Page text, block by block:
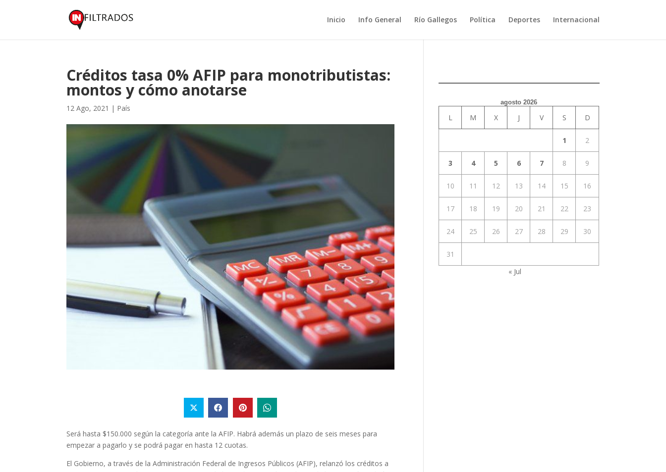
Inicio Info General Río Gallegos Política Deportes Internacional
Créditos tasa 0% AFIP para monotributistas:
montos y cómo anotarse
12 Ago, 2021 | País
Será hasta $150.000 según la categoría ante la AFIP. Habrá además un plazo de seis meses para
empezar a pagarlo y se podrá pagar en hasta 12 cuotas.
El Gobierno, a través de la Administración Federal de Ingresos Públicos (AFIP), relanzó los créditos a
agosto 2026
L M X J V S D
1 2
3 4 5 6 7 8 9
10 11 12 13 14 15 16
17 18 19 20 21 22 23
24 25 26 27 28 29 30
31
« Jul